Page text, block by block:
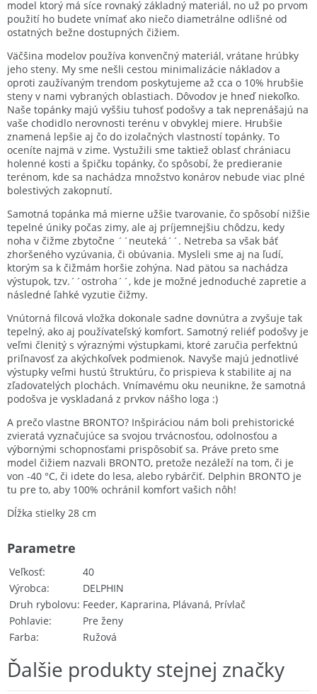
model ktorý má síce rovnaký základný materiál, no už po prvom
použití ho budete vnímať ako niečo diametrálne odlišné od
ostatných bežne dostupných čižiem.
Väčšina modelov používa konvenčný materiál, vrátane hrúbky
jeho steny. My sme nešli cestou minimalizácie nákladov a
oproti zaužívaným trendom poskytujeme až cca o 10% hrubšie
steny v nami vybraných oblastiach. Dôvodov je hneď niekoľko.
Naše topánky majú vyššiu tuhosť podošvy a tak neprenášajú na
vaše chodidlo nerovnosti terénu v obvyklej miere. Hrubšie
znamená lepšie aj čo do izolačných vlastností topánky. To
oceníte najmä v zime. Vystužili sme taktiež oblasť chrániacu
holenné kosti a špičku topánky, čo spôsobí, že predieranie
terénom, kde sa nachádza množstvo konárov nebude viac plné
bolestivých zakopnutí.
Samotná topánka má mierne užšie tvarovanie, čo spôsobí nižšie
tepelné úniky počas zimy, ale aj príjemnejšiu chôdzu, kedy
noha v čižme zbytočne ´´neuteká´´. Netreba sa však báť
zhoršeného vyzúvania, či obúvania. Mysleli sme aj na ľudí,
ktorým sa k čižmám horšie zohýna. Nad pätou sa nachádza
výstupok, tzv.´´ostroha´´, kde je možné jednoduché zapretie a
následné ľahké vyzutie čižmy.
Vnútorná filcová vložka dokonale sadne dovnútra a zvyšuje tak
tepelný, ako aj používateľský komfort. Samotný reliéf podošvy je
veľmi členitý s výraznými výstupkami, ktoré zaručia perfektnú
priľnavosť za akýchkoľvek podmienok. Navyše majú jednotlivé
výstupky veľmi hustú štruktúru, čo prispieva k stabilite aj na
zľadovatelých plochách. Vnímavému oku neunikne, že samotná
podošva je vyskladaná z prvkov nášho loga :)
A prečo vlastne BRONTO? Inšpiráciou nám boli prehistorické
zvieratá vyznačujúce sa svojou trvácnosťou, odolnosťou a
výbornými schopnosťami prispôsobiť sa. Práve preto sme
model čižiem nazvali BRONTO, pretože nezáleží na tom, či je
von -40 °C, či idete do lesa, alebo rybárčiť. Delphin BRONTO je
tu pre to, aby 100% ochránil komfort vašich nôh!
Dĺžka stielky 28 cm
Veľkosť
40
Výrobca
DELPHIN
Druh rybolovu Feeder, Kaprarina, Plávaná, Prívlač
Pohlavie
Pre ženy
Farba
Ružová
Parametre
Ďalšie produkty stejnej značky